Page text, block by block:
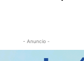
- Anuncio -